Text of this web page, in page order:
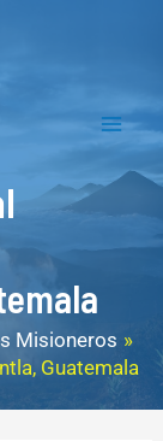
Misioneros
Guatemala